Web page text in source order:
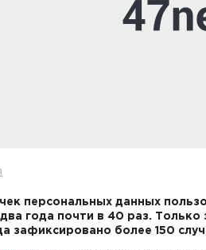
персональных данных
года почти в 40 раз. Только
зафиксировано более 150